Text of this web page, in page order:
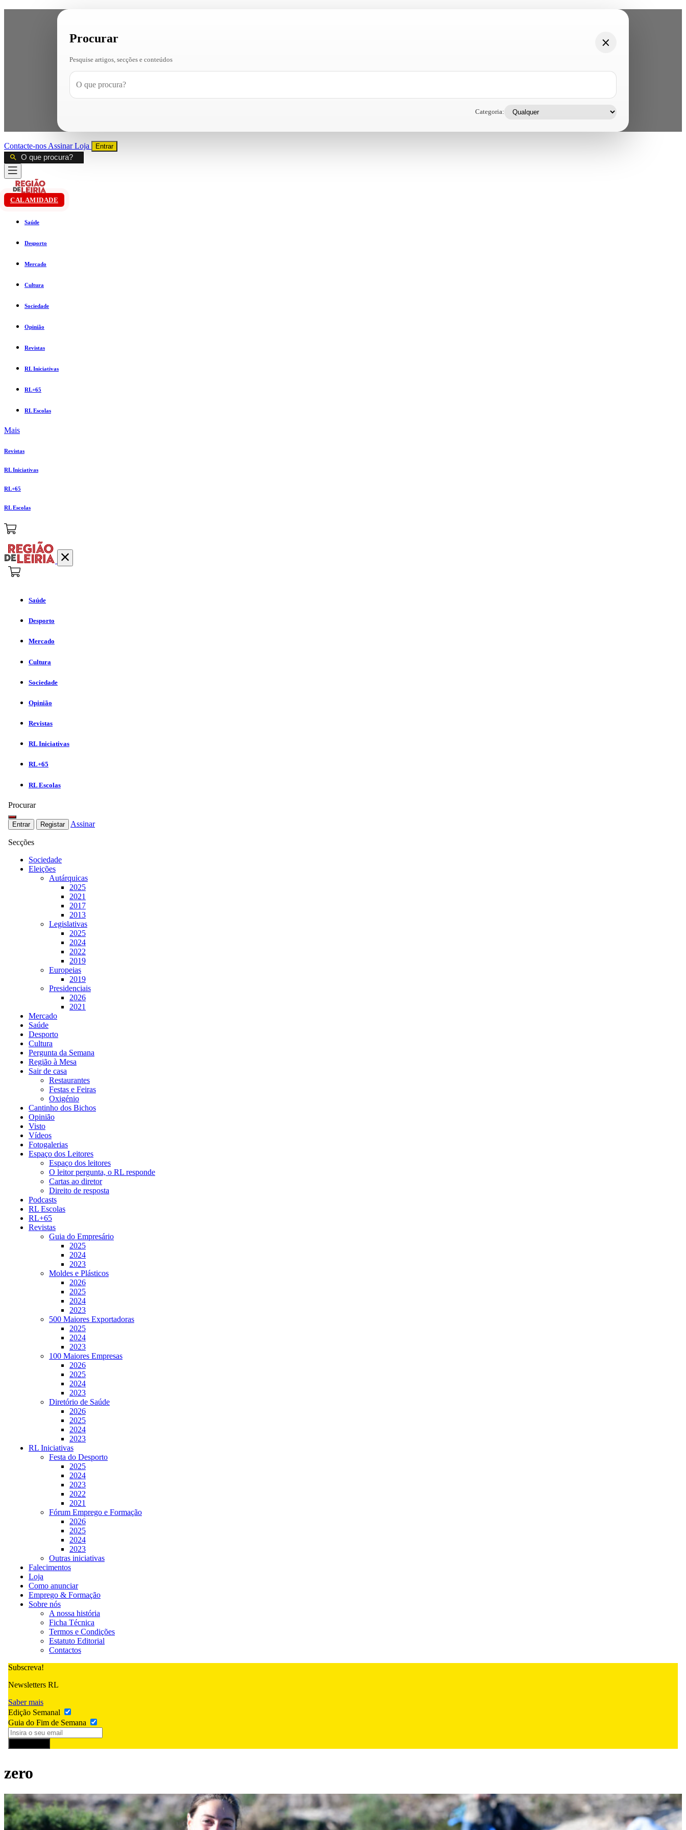
Procurar
Pesquise artigos, secções e conteúdos
Categoria:
Contacte-nos AssinarLoja Entrar
CALAMIDADE
Saúde
Desporto
Mercado
Cultura
Sociedade
Opinião
Revistas
RL Iniciativas
RL+65
RL Escolas
Mais
Revistas
RL Iniciativas
RL+65
RL Escolas
Saúde
Desporto
Mercado
Cultura
Sociedade
Opinião
Revistas
RL Iniciativas
RL+65
RL Escolas
Procurar
Entrar Registar Assinar
Secções
Sociedade
Eleições
Autárquicas
2025
2021
2017
2013
Legislativas
2025
2024
2022
2019
Europeias
2019
Presidenciais
2026
2021
Mercado
Saúde
Desporto
Cultura
Pergunta da Semana
Região à Mesa
Sair de casa
Restaurantes
Festas e Feiras
Oxigénio
Cantinho dos Bichos
Opinião
Visto
Vídeos
Fotogalerias
Espaço dos Leitores
Espaço dos leitores
O leitor pergunta, o RL responde
Cartas ao diretor
Direito de resposta
Podcasts
RL Escolas
RL+65
Revistas
Guia do Empresário
2025
2024
2023
Moldes e Plásticos
2026
2025
2024
2023
500 Maiores Exportadoras
2025
2024
2023
100 Maiores Empresas
2026
2025
2024
2023
Diretório de Saúde
2026
2025
2024
2023
RL Iniciativas
Festa do Desporto
2025
2024
2023
2022
2021
Fórum Emprego e Formação
2026
2025
2024
2023
Outras iniciativas
Falecimentos
Loja
Como anunciar
Emprego & Formação
Sobre nós
A nossa história
Ficha Técnica
Termos e Condições
Estatuto Editorial
Contactos
Subscreva!
Newsletters RL
Saber mais
Edição Semanal
Guia do Fim de Semana
zero